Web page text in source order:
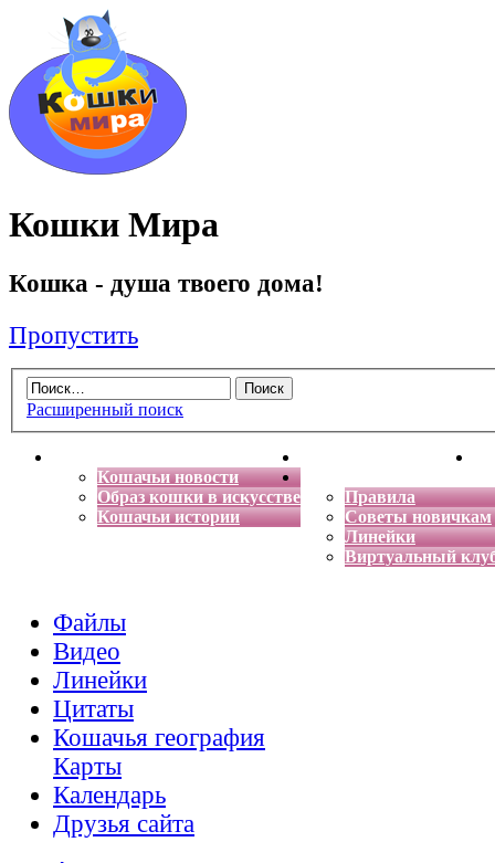
Кошки Мира
Кошка - душа твоего дома!
Пропустить
Расширенный поиск
Кошачьи новости
Образ кошки в искусстве
Кошачьи истории
Энциклопедия кошек
Правила
Советы новичкам
Линейки
Виртуальный
Файлы
Видео
Линейки
Цитаты
Кошачья география
Карты
Календарь
Друзья сайта